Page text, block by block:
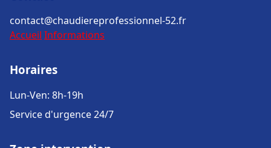
contact@chaudiereprofessionnel-52.fr
Accueil Informations
Horaires
Lun-Ven: 8h-19h
Service d'urgence 24/7